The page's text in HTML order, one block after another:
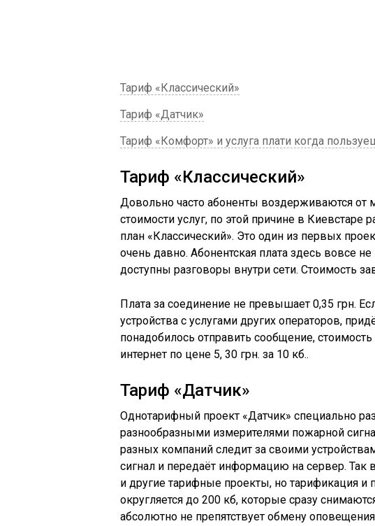
Тариф «Классический»
Тариф «Датчик»
Тариф «Комфорт» и услуга плати когда
Тариф «Классический»
Довольно часто абоненты воздерживаются от
стоимости услуг, по этой причине в Киевстаре
план «Классический». Это один из первых
очень давно. Абонентская плата здесь вовсе
доступны разговоры внутри сети. Стоимость
Плата за соединение не превышает 0,35 грн.
устройства с услугами других операторов,
понадобилось отправить сообщение, стоимость
интернет по цене 5, 30 грн. за 10 кб..
Тариф «Датчик»
Однотарифный проект «Датчик» специально
разнообразными измерителями пожарной
разных компаний следит за своими
сигнал и передаёт информацию на сервер.
и другие тарифные проекты, но тарификация и
округляется до 200 кб, которые сразу
абсолютно не препятствует обмену